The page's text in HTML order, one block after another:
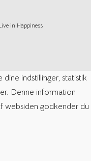
in Happiness
indstillinger, statistik
Denne information
websiden godkender du